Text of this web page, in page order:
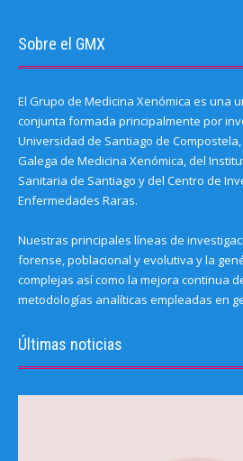
Sobre el GMX
El Grupo de Medicina Xenómica es una
conjunta formada principalmente por
Universidad de Santiago de
Galega de Medicina Xenómica, del
Sanitaria de Santiago y del Centro de
Enfermedades Raras.
Nuestras principales líneas de
forense, poblacional y evolutiva y la
complejas así como la mejora continua
metodologías analíticas empleadas en
Últimas noticias